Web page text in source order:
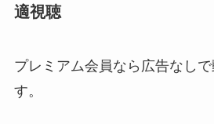
適視聴
プレミアム会員なら広告なし
す。